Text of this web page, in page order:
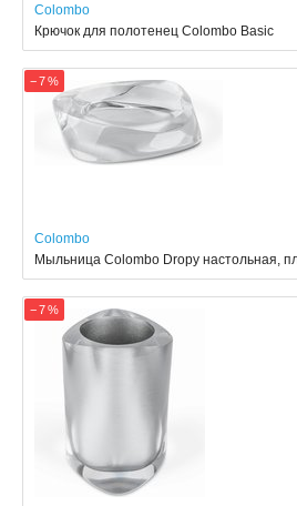
Colombo
Крючок для полотенец Colombo Basic
− 7 %
Colombo
Мыльница Colombo Dropy настольная,
− 7 %